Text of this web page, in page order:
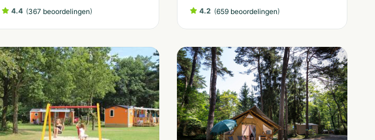
4.4 (367 beoordelingen) 4.2 (659 beoordelingen)